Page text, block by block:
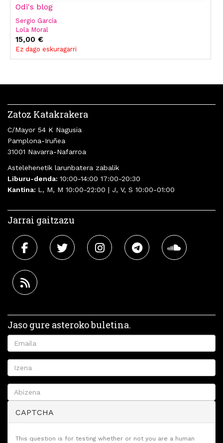
Odi's blog
Sergio García
Lola Moral
15,00 €
Ez dago eskuragarri
Zatoz Katakrakera
C/Mayor 54 K Nagusia
Pamplona-Iruñea
31001 Navarra-Nafarroa
Astelehenetik larunbatera zabalik
Liburu-denda: 10:00-14:00 17:00-20:30
Kantina: L, M, M 10:00-22:00 | J, V, S 10:00-01:00
Jarrai gaitzazu
Jaso gure asteroko buletina.
CAPTCHA
This question is for testing whether or not you are a human